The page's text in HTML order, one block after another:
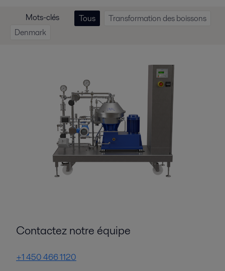
Mots-clés Tous
Transformation des boissons
Denmark
Contactez notre équipe
+1 450 466 1120